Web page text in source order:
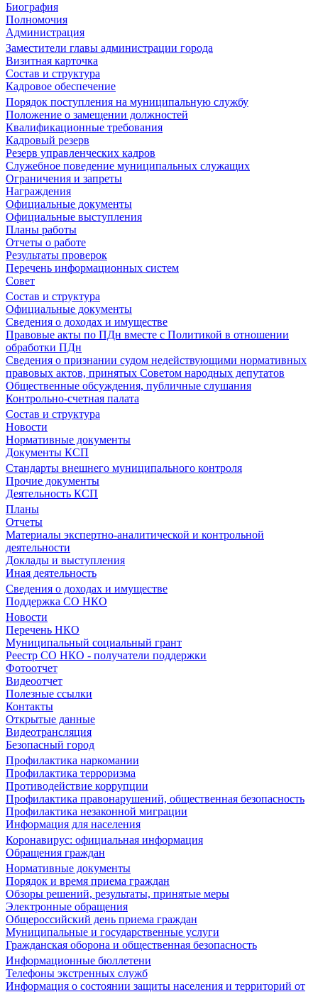
Биография
Полномочия
Администрация
Заместители главы администрации города
Визитная карточка
Состав и структура
Кадровое обеспечение
Порядок поступления на муниципальную службу
Положение о замещении должностей
Квалификационные требования
Кадровый резерв
Резерв управленческих кадров
Служебное поведение муниципальных служащих
Ограничения и запреты
Награждения
Официальные документы
Официальные выступления
Планы работы
Отчеты о работе
Результаты проверок
Перечень информационных систем
Совет
Состав и структура
Официальные документы
Сведения о доходах и имуществе
Правовые акты по ПДн вместе с Политикой в отношении
обработки ПДн
Сведения о признании судом недействующими нормативных
правовых актов, принятых Советом народных депутатов
Общественные обсуждения, публичные слушания
Контрольно-счетная палата
Состав и структура
Новости
Нормативные документы
Документы КСП
Стандарты внешнего муниципального контроля
Прочие документы
Деятельность КСП
Планы
Отчеты
Материалы экспертно-аналитической и контрольной
деятельности
Доклады и выступления
Иная деятельность
Сведения о доходах и имуществе
Поддержка СО НКО
Новости
Перечень НКО
Муниципальный социальный грант
Реестр СО НКО - получатели поддержки
Фотоотчет
Видеоотчет
Полезные ссылки
Контакты
Открытые данные
Видеотрансляция
Безопасный город
Профилактика наркомании
Профилактика терроризма
Противодействие коррупции
Профилактика правонарушений, общественная безопасность
Профилактика незаконной миграции
Информация для населения
Коронавирус: официальная информация
Обращения граждан
Нормативные документы
Порядок и время приема граждан
Обзоры решений, результаты, принятые меры
Электронные обращения
Общероссийский день приема граждан
Муниципальные и государственные услуги
Гражданская оборона и общественная безопасность
Информационные бюллетени
Телефоны экстренных служб
Информация о состоянии защиты населения и территорий от